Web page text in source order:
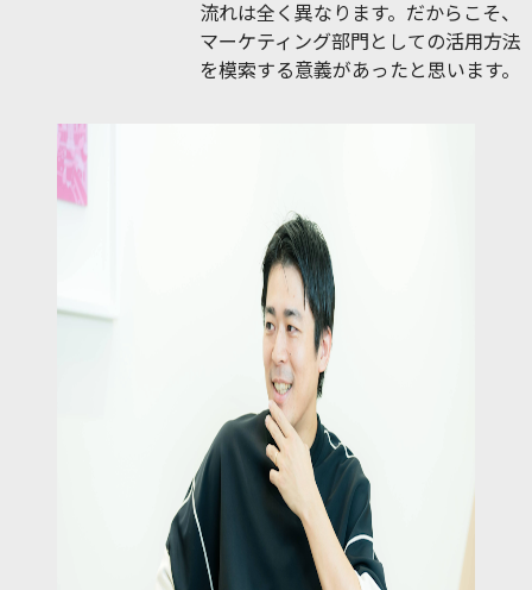
流れは全く異なります。だからこそ、
マーケティング部門としての活用方法
を模索する意義があったと思います。